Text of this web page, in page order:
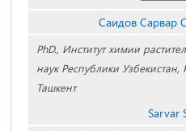
Саидов Сарвар
PhD., Институт химии
наук Республики Узбекистан,
Ташкент
Sarvar